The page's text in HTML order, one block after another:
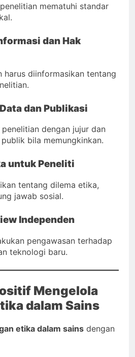
mematuhi standar
dan Hak
harus diinformasikan tentang
dan Publikasi
dengan jujur dan
bila memungkinkan.
untuk Peneliti
tentang dilema etika,
jawab sosial.
Independen
pengawasan terhadap
teknologi baru.
Mengelola
dalam Sains
etika dalam sains dengan